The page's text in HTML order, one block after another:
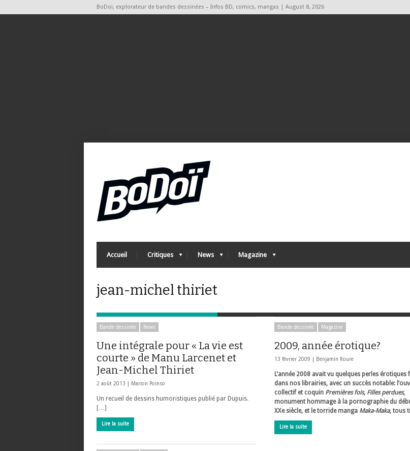
BoDoï, explorateur de bandes dessinées – Infos BD, comics, mangas | August 8, 2026
Accueil Critiques News Magazine
jean-michel thiriet
Bande dessinée News
Une intégrale pour « La vie est
courte » de Manu Larcenet et
Jean-Michel Thiriet
2 août 2013 | Marion Poinso
Un recueil de dessins humoristiques publié par Dupuis.
[…]
Lire la suite
Bande dessinée Magazine
2009, année érotique?
13 février 2009 | Benjamin Roure
L’année 2008 avait vu quelques perles érotiques
dans nos librairies, avec un succès notable:
collectif et coquin Premières fois, Filles perdues,
monument hommage à la pornographie du
XXe siècle, et le torride manga Maka-Maka, tous
Lire la suite